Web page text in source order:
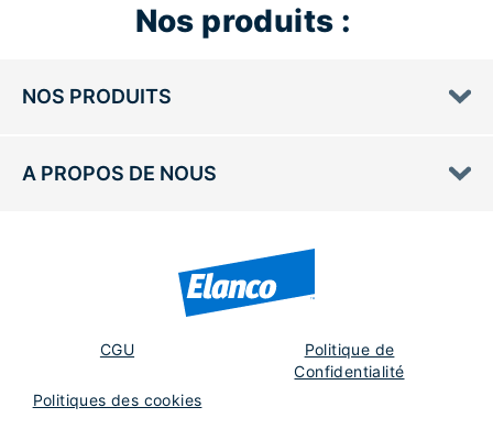
Nos produits :
NOS PRODUITS
A PROPOS DE NOUS
CGU
Politique de
Confidentialité
Politiques des cookies